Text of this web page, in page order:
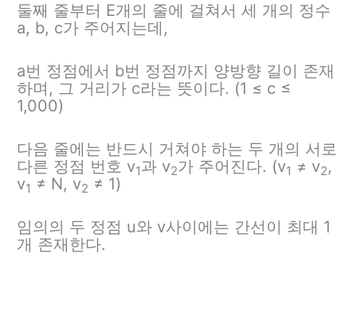
둘째 줄부터 E개의 줄에 걸쳐서 세 개의 정수
a, b, c가 주어지는데,
a번 정점에서 b번 정점까지 양방향 길이 존재
하며, 그 거리가 c라는 뜻이다. (1 ≤ c ≤
1,000)
다음 줄에는 반드시 거쳐야 하는 두 개의 서로
다른 정점 번호 v1과 v2가 주어진다. (v1 ≠ v2,
v1 ≠ N, v2 ≠ 1)
임의의 두 정점 u와 v사이에는 간선이 최대 1
개 존재한다.